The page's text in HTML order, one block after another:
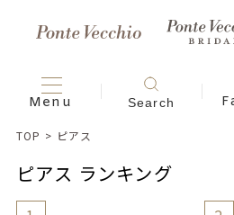
TOP > ピアス
ピアス ランキング